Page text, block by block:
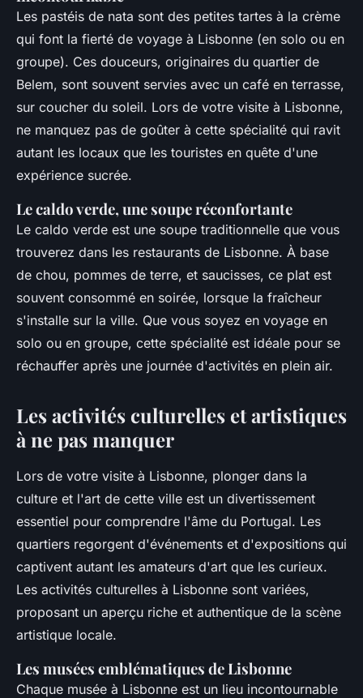
Les pastéis de nata sont des petites tartes à la crème
qui font la fierté de voyage à Lisbonne (en solo ou en
groupe). Ces douceurs, originaires du quartier de
Belem, sont souvent servies avec un café en terrasse,
sur coucher du soleil. Lors de votre visite à Lisbonne,
ne manquez pas de goûter à cette spécialité qui ravit
autant les locaux que les touristes en quête d'une
expérience sucrée.
Le caldo verde, une soupe réconfortante
Le caldo verde est une soupe traditionnelle que vous
trouverez dans les restaurants de Lisbonne. À base
de chou, pommes de terre, et saucisses, ce plat est
souvent consommé en soirée, lorsque la fraîcheur
s'installe sur la ville. Que vous soyez en voyage en
solo ou en groupe, cette spécialité est idéale pour se
réchauffer après une journée d'activités en plein air.
Les activités culturelles et artistiques
à ne pas manquer
Lors de votre visite à Lisbonne, plonger dans la
culture et l'art de cette ville est un divertissement
essentiel pour comprendre l'âme du Portugal. Les
quartiers regorgent d'événements et d'expositions qui
captivent autant les amateurs d'art que les curieux.
Les activités culturelles à Lisbonne sont variées,
proposant un aperçu riche et authentique de la scène
artistique locale.
Les musées emblématiques de Lisbonne
Chaque musée à Lisbonne est un lieu incontournable